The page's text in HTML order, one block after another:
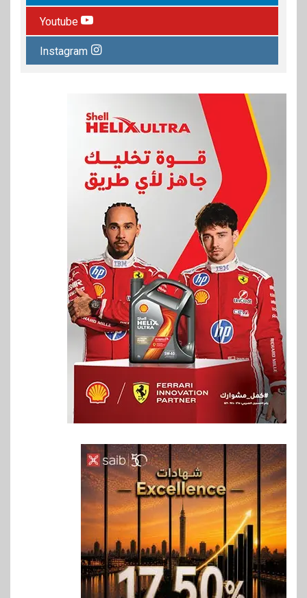
Youtube
Instagram
6
سوق وصلة
هواوي: هاتف nova 15
Max بطارية ضخمة وتصميم متين
جهازًا مثاليًا للشباب
7 اقتصاد
إي اف چي فاينانس تستعرض